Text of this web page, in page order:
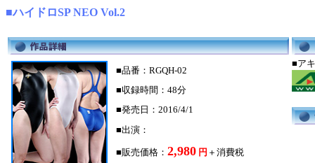
■ハイドロSP NEO Vol.2
■品番：RGQH-02
■収録時間：48分
■発売日：2016/4/1
■出演：
■販売価格： 2,980 円 ＋消費税
■